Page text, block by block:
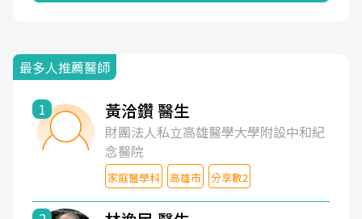
最多人推薦醫師
1 黃洽鑽 醫生
財團法人私立高雄醫學大學附設中和紀
念醫院
家庭醫學科 高雄市 分享數2